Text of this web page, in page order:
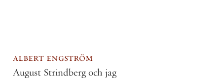
albert engström
August Strindberg och jag